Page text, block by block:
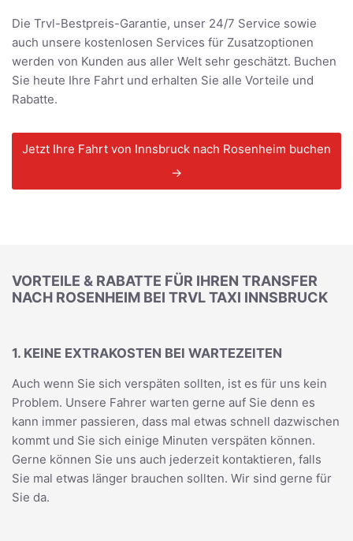
Die Trvl-Bestpreis-Garantie, unser 24/7 Service sowie
auch unsere kostenlosen Services für Zusatzoptionen
werden von Kunden aus aller Welt sehr geschätzt. Buchen
Sie heute Ihre Fahrt und erhalten Sie alle Vorteile und
Rabatte.
Jetzt Ihre Fahrt von Innsbruck nach Rosenheim buchen
→
VORTEILE & RABATTE FÜR IHREN TRANSFER
NACH ROSENHEIM BEI TRVL TAXI INNSBRUCK
1. KEINE EXTRAKOSTEN BEI WARTEZEITEN
Auch wenn Sie sich verspäten sollten, ist es für uns kein
Problem. Unsere Fahrer warten gerne auf Sie denn es
kann immer passieren, dass mal etwas schnell dazwischen
kommt und Sie sich einige Minuten verspäten können.
Gerne können Sie uns auch jederzeit kontaktieren, falls
Sie mal etwas länger brauchen sollten. Wir sind gerne für
Sie da.